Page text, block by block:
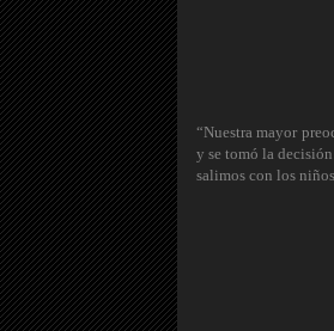
“Nuestra mayor
y se tomó la
salimos con los